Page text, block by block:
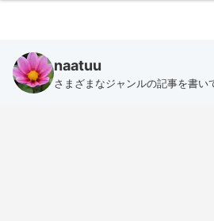
naatuu
さまざまなジャンルの記事を書い